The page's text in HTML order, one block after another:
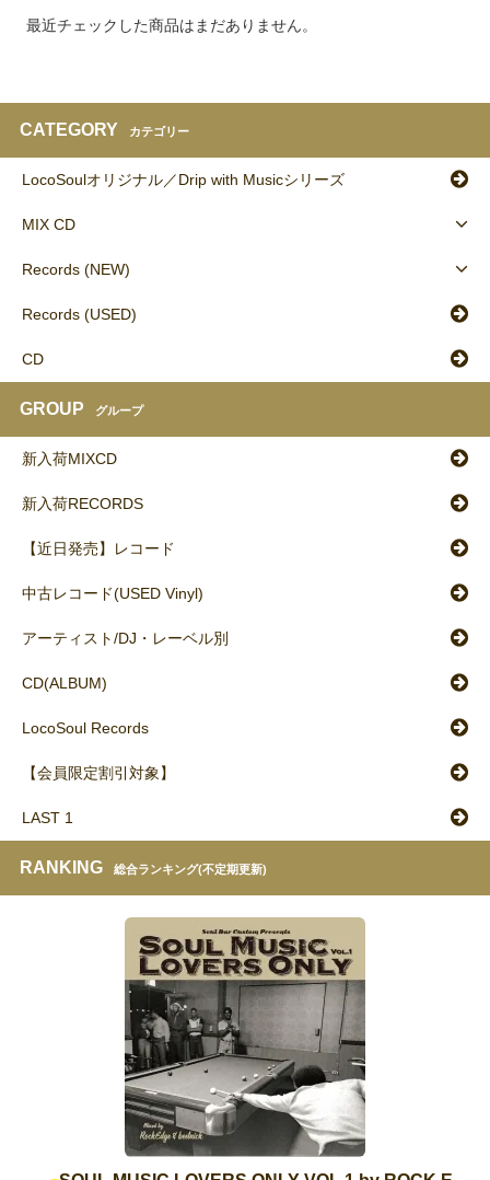
最近チェックした商品はまだありません。
CATEGORY カテゴリー
LocoSoulオリジナル／Drip with Musicシリーズ
MIX CD
Records (NEW)
Records (USED)
CD
GROUP グループ
新入荷MIXCD
新入荷RECORDS
【近日発売】レコード
中古レコード(USED Vinyl)
アーティスト/DJ・レーベル別
CD(ALBUM)
LocoSoul Records
【会員限定割引対象】
LAST 1
RANKING 総合ランキング(不定期更新)